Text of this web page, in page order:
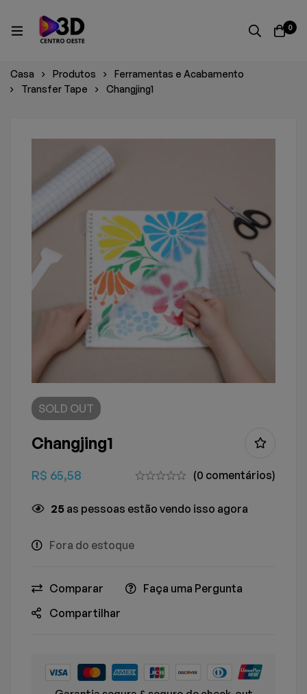
0
Casa Produtos
Ferramentas e Acabamento
Transfer Tape
Changjing1
SOLD OUT
Changjing1
R$ 65,58 (0 comentários)
25 as pessoas estão vendo isso agora
Fora do estoque
Comparar
Faça uma Pergunta
Compartilhar